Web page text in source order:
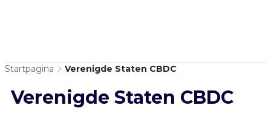
Startpagina Verenigde Staten CBDC
Verenigde Staten CBDC